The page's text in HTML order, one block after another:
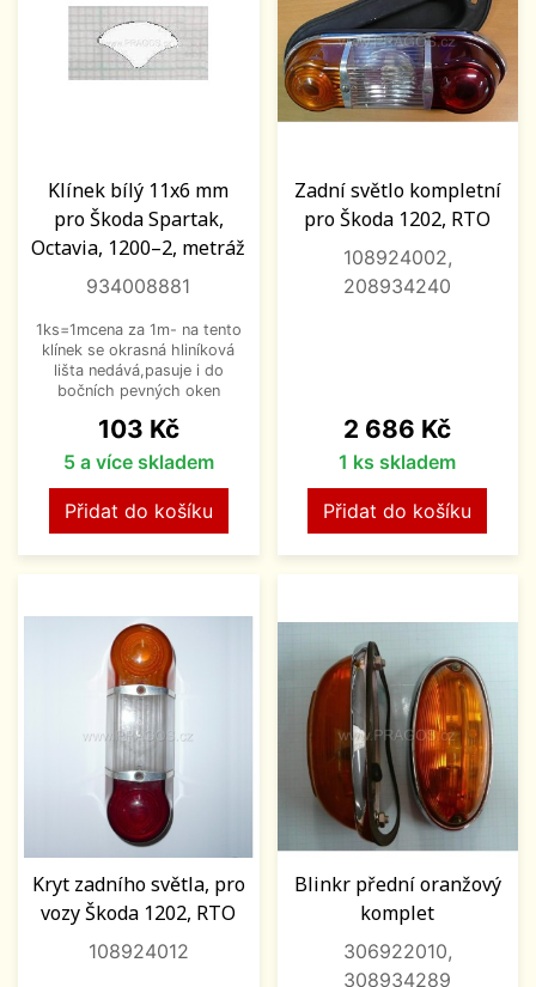
Klínek bílý 11x6 mm
pro Škoda Spartak,
Octavia, 1200–2, metráž
934008881
1ks=1mcena za 1m- na tento
klínek se okrasná hliníková
lišta nedává,pasuje i do
bočních pevných oken
Cena
103 Kč
5 a více skladem
Přidat do košíku
Zadní světlo kompletní
pro Škoda 1202, RTO
108924002,
208934240
Cena
2 686 Kč
1 ks skladem
Přidat do košíku
Kryt zadního světla, pro
vozy Škoda 1202, RTO
108924012
Blinkr přední oranžový
komplet
306922010,
308934289